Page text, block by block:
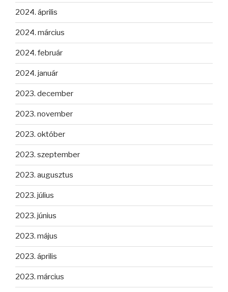
2024. április
2024. március
2024. február
2024. január
2023. december
2023. november
2023. október
2023. szeptember
2023. augusztus
2023. július
2023. június
2023. május
2023. április
2023. március